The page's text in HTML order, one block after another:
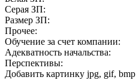
Серая ЗП:
Размер ЗП:
Прочее:
Обучение за счет компании:
Адекватность начальства:
Перспективы:
Добавить картинку jpg, gif, bmp